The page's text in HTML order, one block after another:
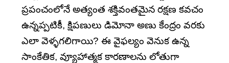
ప్రపంచంలోనే అత్యంత శక్తివంతమైన రక్షణ కవచం
ఉన్నప్పటికీ, క్షిపణులు డిమోనా అణు కేంద్రం వరకు
ఎలా వెళ్ళగలిగాయి? ఈ వైఫల్యం వెనుక ఉన్న
సాంకేతిక, వ్యూహాత్మక కారణాలను లోతుగా